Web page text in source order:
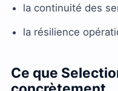
la continuité des
la résilience
Ce que